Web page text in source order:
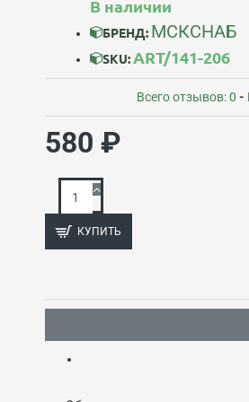
В наличии
БРЕНД: МСКСНАБ
SKU:ART/141-206
Всего отзывов: 0 -
580 ₽
КУПИТЬ